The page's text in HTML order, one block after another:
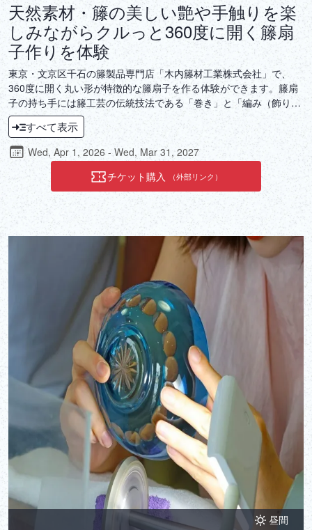
天然素材・籐の美しい艶や手触りを楽
しみながらクルっと360度に開く籐扇
子作りを体験
東京・文京区千石の籐製品専門店「木内籐材工業株式会社」で、
360度に開く丸い形が特徴的な籐扇子を作る体験ができます。籐扇
子の持ち手には籐工芸の伝統技法である「巻き」と「編み（飾り編
み）」を使用。扇部分にはリサイクル素材を主とした繊維からなる
伝統的な紙漉きの技法で作った新素材の和紙が用いられています。
講師は3代目の木内秀樹氏で、東京都伝統工芸士と文京区技能名工
匠に認定されています。実際に籐に触れて、そのしなやかさや硬さ
を実感しながら、籐工芸を手がける職人の技を体感してみましょ
すべて表示
Wed, Apr 1, 2026 - Wed, Mar 31, 2027
チケット購入
（外部リンク）
昼間